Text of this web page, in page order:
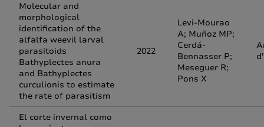
Molecular and
morphological
identification of the
alfalfa weevil larval
parasitoids
Bathyplectes anura
and Bathyplectes
curculionis to estimate
the rate of parasitism
2022
Levi-Mourao
A; Muñoz MP;
Cerdá-
Bennasser P;
Meseguer R;
Pons X
El corte invernal como